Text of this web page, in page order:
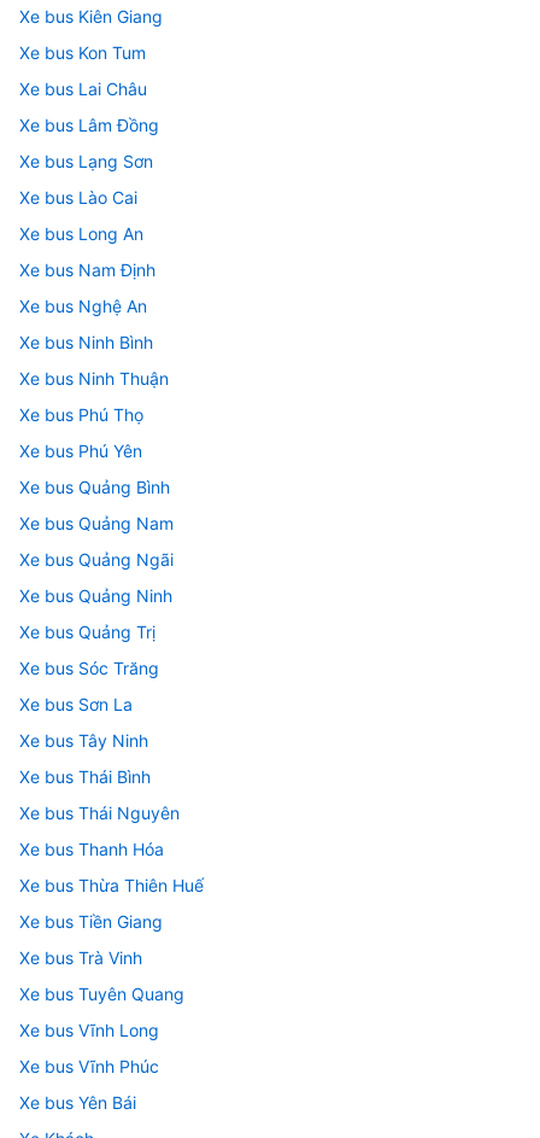
Xe bus Kiên Giang
Xe bus Kon Tum
Xe bus Lai Châu
Xe bus Lâm Đồng
Xe bus Lạng Sơn
Xe bus Lào Cai
Xe bus Long An
Xe bus Nam Định
Xe bus Nghệ An
Xe bus Ninh Bình
Xe bus Ninh Thuận
Xe bus Phú Thọ
Xe bus Phú Yên
Xe bus Quảng Bình
Xe bus Quảng Nam
Xe bus Quảng Ngãi
Xe bus Quảng Ninh
Xe bus Quảng Trị
Xe bus Sóc Trăng
Xe bus Sơn La
Xe bus Tây Ninh
Xe bus Thái Bình
Xe bus Thái Nguyên
Xe bus Thanh Hóa
Xe bus Thừa Thiên Huế
Xe bus Tiền Giang
Xe bus Trà Vinh
Xe bus Tuyên Quang
Xe bus Vĩnh Long
Xe bus Vĩnh Phúc
Xe bus Yên Bái